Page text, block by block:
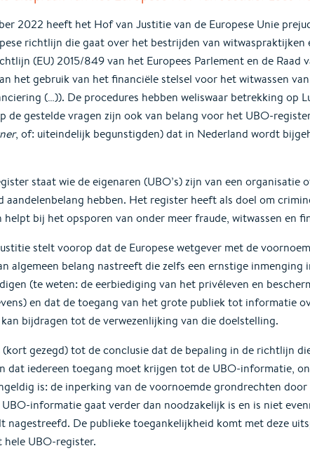
2022 heeft het Hof van Justitie van de Europese Unie
richtlijn die gaat over het bestrijden van witwaspraktijken
(EU) 2015/849 van het Europees Parlement en de Raad
het gebruik van het financiële stelsel voor het witwassen
(…)). De procedures hebben weliswaar betrekking op
de gestelde vragen zijn ook van belang voor het UBO-
, of: uiteindelijk begunstigden) dat in Nederland wordt
staat wie de eigenaren (UBO’s) zijn van een organisatie
aandelenbelang hebben. Het register heeft als doel om
helpt bij het opsporen van onder meer fraude, witwassen en
stelt voorop dat de Europese wetgever met de
algemeen belang nastreeft die zelfs een ernstige inmenging
(te weten: de eerbiediging van het privéleven en
en dat de toegang van het grote publiek tot informatie
bijdragen tot de verwezenlijking van die doelstelling.
gezegd) tot de conclusie dat de bepaling in de richtlijn
dat iedereen toegang moet krijgen tot de UBO-informatie,
is: de inperking van de voornoemde grondrechten
UBO-informatie gaat verder dan noodzakelijk is en is niet
nagestreefd. De publieke toegankelijkheid komt met deze
hele UBO-register.